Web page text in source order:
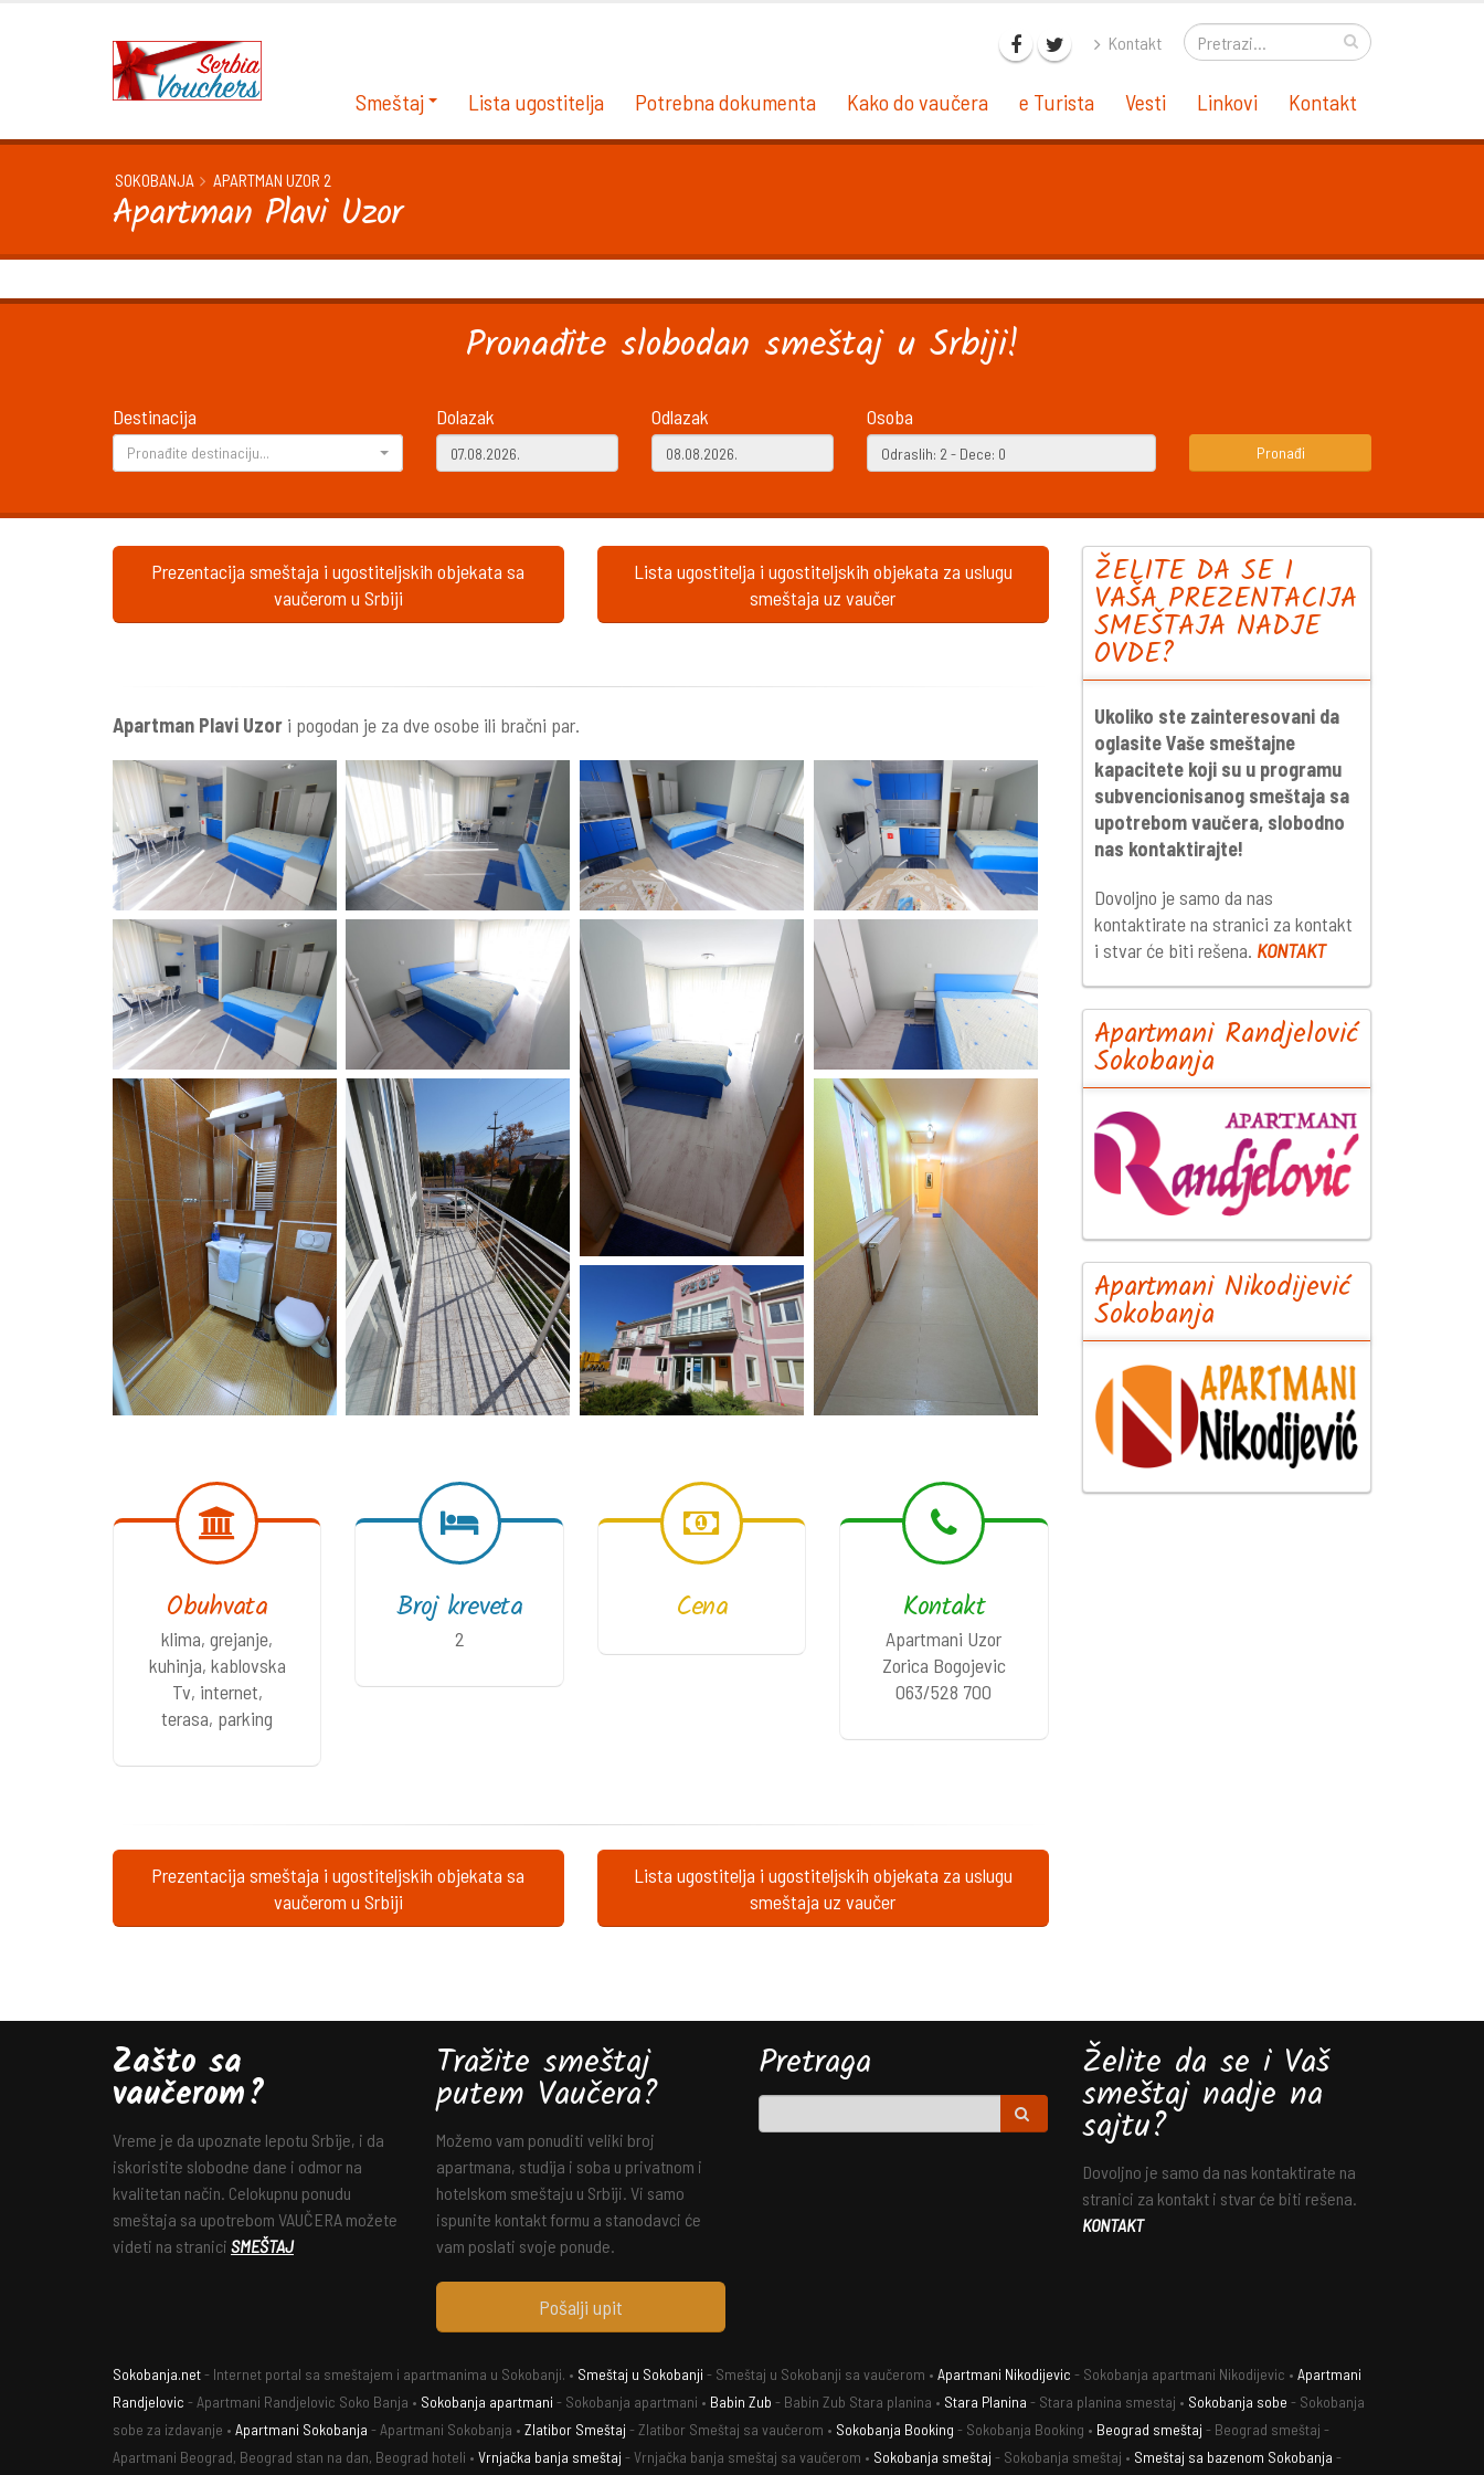
Kontakt
Smeštaj Lista ugostitelja Potrebna dokumenta Kako do vaučera e Turista Vesti Linkovi Kontakt
SOKOBANJA APARTMAN UZOR 2
Apartman Plavi Uzor
Pronađite slobodan smeštaj u Srbiji!
Destinacija
Pronađite destinaciju...
Dolazak Odlazak Osoba
Pronađi
Prezentacija smeštaja i ugostiteljskih objekata sa
vaučerom u Srbiji
Lista ugostitelja i ugostiteljskih objekata za uslugu
smeštaja uz vaučer
Apartman Plavi Uzor i pogodan je za dve osobe ili bračni par.
Obuhvata
klima, grejanje,
kuhinja, kablovska
Tv, internet,
terasa, parking
Broj kreveta
2
Cena Kontakt
Apartmani Uzor
Zorica Bogojevic
063/528 700
Prezentacija smeštaja i ugostiteljskih objekata sa
vaučerom u Srbiji
Lista ugostitelja i ugostiteljskih objekata za uslugu
smeštaja uz vaučer
ŽELITE DA SE I
VAŠA PREZENTACIJA
SMEŠTAJA NADJE
OVDE?
Ukoliko ste zainteresovani da
oglasite Vaše smeštajne
kapacitete koji su u programu
subvencionisanog smeštaja sa
upotrebom vaučera, slobodno
nas kontaktirajte!
Dovoljno je samo da nas
kontaktirate na stranici za kontakt
i stvar će biti rešena. KONTAKT
Apartmani Randjelović
Sokobanja
Apartmani Nikodijević
Sokobanja
Zašto sa
vaučerom?
Vreme je da upoznate lepotu Srbije, i da
iskoristite slobodne dane i odmor na
kvalitetan način. Celokupnu ponudu
smeštaja sa upotrebom VAUČERA možete
videti na stranici SMEŠTAJ
Tražite smeštaj
putem Vaučera?
Možemo vam ponuditi veliki broj
apartmana, studija i soba u privatnom i
hotelskom smeštaju u Srbiji. Vi samo
ispunite kontakt formu a stanodavci će
vam poslati svoje ponude.
Pošalji upit
Pretraga Želite da se i Vaš
smeštaj nadje na
sajtu?
Dovoljno je samo da nas kontaktirate na
stranici za kontakt i stvar će biti rešena.
KONTAKT
Sokobanja.net- Internet portal sa smeštajem i apartmanima u Sokobanji. • Smeštaj u Sokobanji - Smeštaj u Sokobanji sa vaučerom • Apartmani Nikodijevic - Sokobanja apartmani Nikodijevic • Apartmani
Randjelovic - Apartmani Randjelovic Soko Banja • Sokobanja apartmani - Sokobanja apartmani • Babin Zub - Babin Zub Stara planina • Stara Planina - Stara planina smestaj • Sokobanja sobe - Sokobanja
sobe za izdavanje • Apartmani Sokobanja - Apartmani Sokobanja • Zlatibor Smeštaj - Zlatibor Smeštaj sa vaučerom • Sokobanja Booking - Sokobanja Booking • Beograd smeštaj - Beograd smeštaj -
Apartmani Beograd, Beograd stan na dan, Beograd hoteli • Vrnjačka banja smeštaj - Vrnjačka banja smeštaj sa vaučerom • Sokobanja smeštaj - Sokobanja smeštaj • Smeštaj sa bazenom Sokobanja -